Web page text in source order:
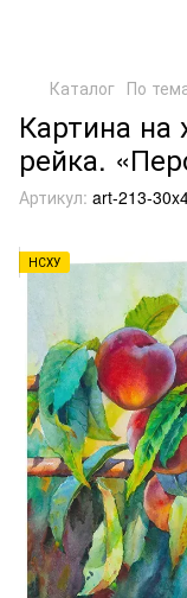
Каталог По
Картина на
рейка.
Артикул: art-213-
НСХУ